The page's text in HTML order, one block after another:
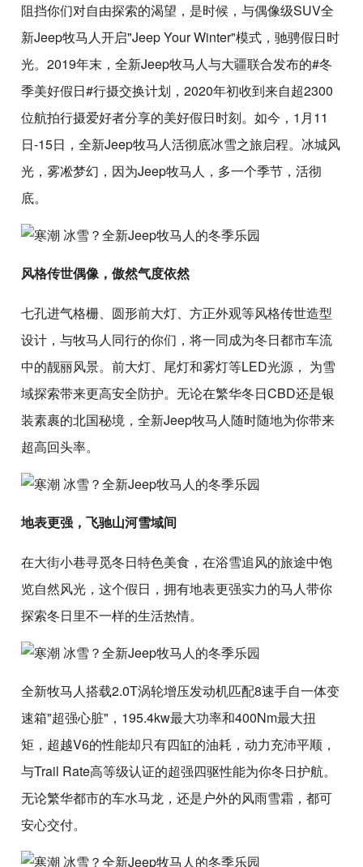
阻挡你们对自由探索的渴望，是时候，与偶像级SUV全
新Jeep牧马人开启"Jeep Your Winter"模式，驰骋假日时
光。2019年末，全新Jeep牧马人与大疆联合发布的#冬
季美好假日#行摄交换计划，2020年初收到来自超2300
位航拍行摄爱好者分享的美好假日时刻。如今，1月11
日-15日，全新Jeep牧马人活彻底冰雪之旅启程。冰城风
光，雾凇梦幻，因为Jeep牧马人，多一个季节，活彻
底。
风格传世偶像，傲然气度依然
七孔进气格栅、圆形前大灯、方正外观等风格传世造型
设计，与牧马人同行的你们，将一同成为冬日都市车流
中的靓丽风景。前大灯、尾灯和雾灯等LED光源， 为雪
域探索带来更高安全防护。无论在繁华冬日CBD还是银
装素裹的北国秘境，全新Jeep牧马人随时随地为你带来
超高回头率。
地表更强，飞驰山河雪域间
在大街小巷寻觅冬日特色美食，在浴雪追风的旅途中饱
览自然风光，这个假日，拥有地表更强实力的马人带你
探索冬日里不一样的生活热情。
全新牧马人搭载2.0T涡轮增压发动机匹配8速手自一体变
速箱"超强心脏"，195.4kw最大功率和400Nm最大扭
矩，超越V6的性能却只有四缸的油耗，动力充沛平顺，
与Trail Rate高等级认证的超强四驱性能为你冬日护航。
无论繁华都市的车水马龙，还是户外的风雨雪霜，都可
安心交付。